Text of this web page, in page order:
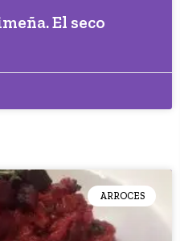
El seco
ARROCES